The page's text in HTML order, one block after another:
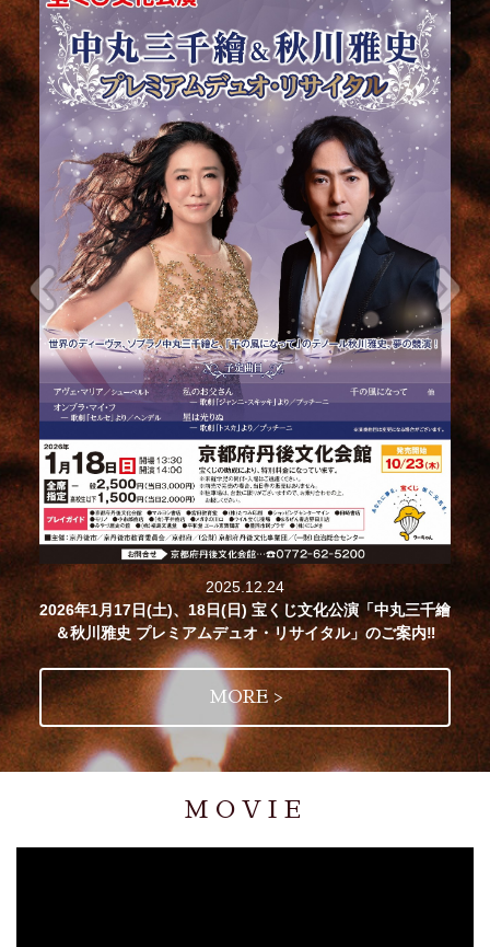
2025.12.24
2026年1月17日(土)、18日(日) 宝くじ文化公演「中丸三千繪
＆秋川雅史 プレミアムデュオ・リサイタル​」のご案内‼
MORE >
MOVIE